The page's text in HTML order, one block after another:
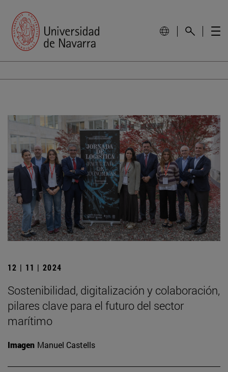
12 | 11 | 2024
Sostenibilidad, digitalización y colaboración,
pilares clave para el futuro del sector
marítimo
Imagen Manuel Castells